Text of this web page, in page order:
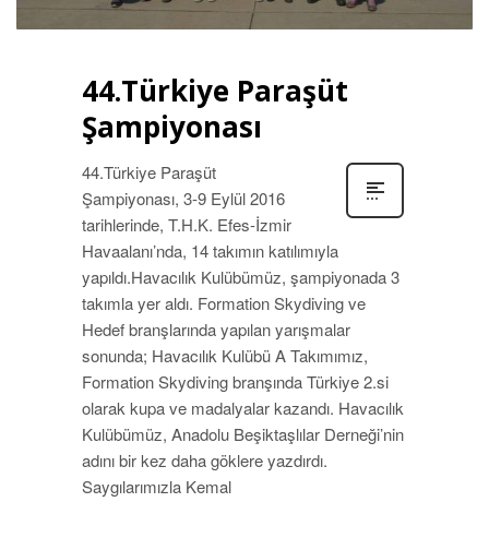
44.Türkiye Paraşüt
Şampiyonası
44.Türkiye Paraşüt
Şampiyonası, 3-9 Eylül 2016
tarihlerinde, T.H.K. Efes-İzmir
Havaalanı’nda, 14 takımın katılımıyla
yapıldı.Havacılık Kulübümüz, şampiyonada 3
takımla yer aldı. Formation Skydiving ve
Hedef branşlarında yapılan yarışmalar
sonunda; Havacılık Kulübü A Takımımız,
Formation Skydiving branşında Türkiye 2.si
olarak kupa ve madalyalar kazandı. Havacılık
Kulübümüz, Anadolu Beşiktaşlılar Derneği’nin
adını bir kez daha göklere yazdırdı.
Saygılarımızla Kemal